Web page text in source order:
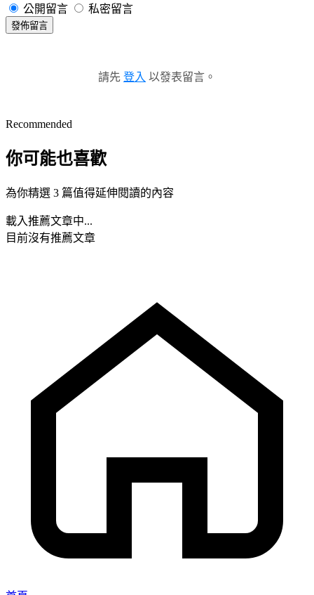
公開留言 私密留言
發佈留言
請先 登入 以發表留言。
Recommended
你可能也喜歡
為你精選 3 篇值得延伸閱讀的內容
載入推薦文章中...
目前沒有推薦文章